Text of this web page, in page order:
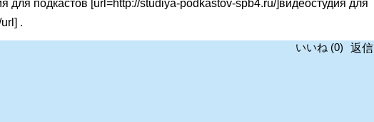
для подкастов [url=http://studiya-podkastov-spb4.ru/]видеостудия для
.
返信
いいね (0)